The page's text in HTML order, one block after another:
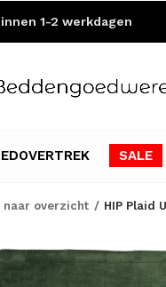
SALE
1-2 werkdagen
naar overzicht HIP Plaid